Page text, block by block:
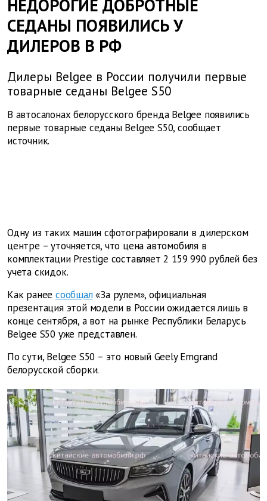
НЕДОРОГИЕ ДОБРОТНЫЕ
СЕДАНЫ ПОЯВИЛИСЬ У
ДИЛЕРОВ В РФ
Дилеры Belgee в России получили первые
товарные седаны Belgee S50
В автосалонах белорусского бренда Belgee появились
первые товарные седаны Belgee S50, сообщает
источник.
Одну из таких машин сфотографировали в дилерском
центре – уточняется, что цена автомобиля в
комплектации Prestige составляет 2 159 990 рублей без
учета скидок.
Как ранее сообщал«За рулем», официальная
презентация этой модели в России ожидается лишь в
конце сентября, а вот на рынке Республики Беларусь
Belgee S50 уже представлен.
По сути, Belgee S50 – это новый Geely Emgrand
белорусской сборки.